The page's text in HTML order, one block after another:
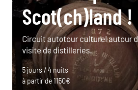
Scot(ch)land !
Circuit autotour culturel autour
visite de distilleries.
5 jours / 4 nuits
à partir de 1150€